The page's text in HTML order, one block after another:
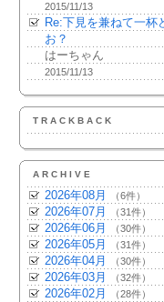
2015/11/13
Re:下見を兼ねて一杯
お？
はーちゃん
2015/11/13
TRACKBACK
ARCHIVE
2026年08月 （6件）
2026年07月 （31件）
2026年06月 （30件）
2026年05月 （31件）
2026年04月 （30件）
2026年03月 （32件）
2026年02月 （28件）